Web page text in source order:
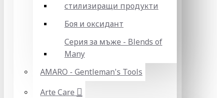
стилизиращи продукти
Боя и оксидант
Серия за мъже - Blends of
Many
AMARO - Gentleman's Tools
Arte Care